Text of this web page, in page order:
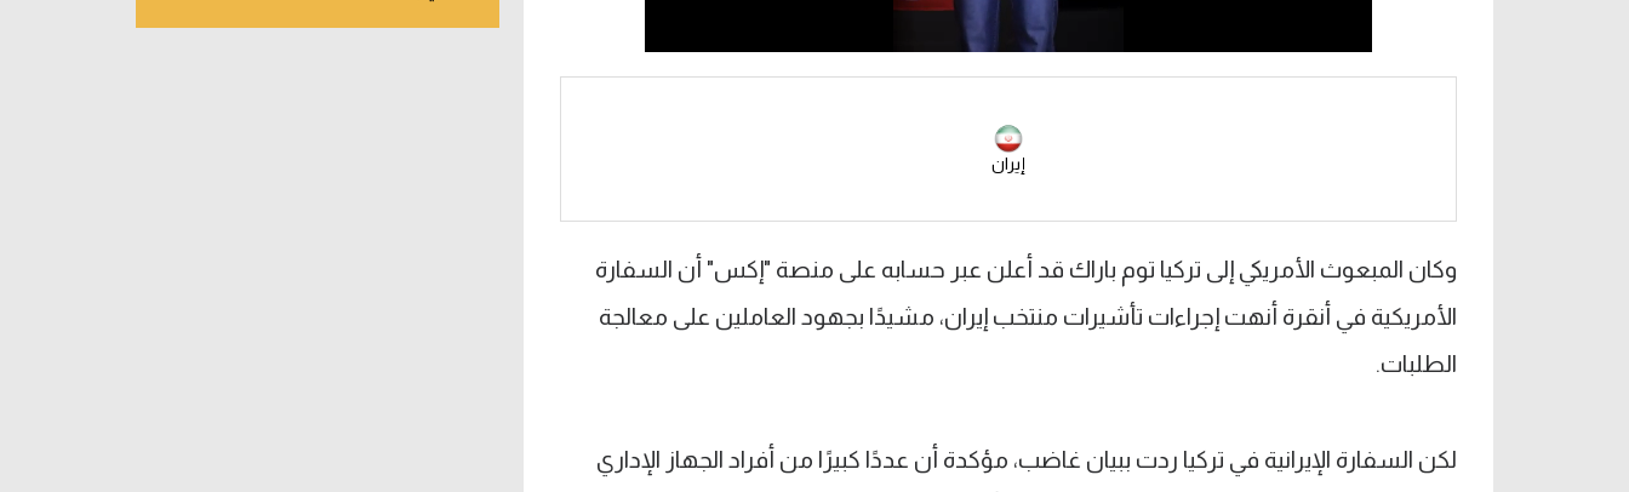
إيران
وكان المبعوث الأمريكي إلى تركيا توم باراك قد أعلن عبر حسابه على منصة "إكس" أن السفارة
الأمريكية في أنقرة أنهت إجراءات تأشيرات منتخب إيران، مشيدًا بجهود العاملين على معالجة
الطلبات.
لكن السفارة الإيرانية في تركيا ردت ببيان غاضب، مؤكدة أن عددًا كبيرًا من أفراد الجهاز الإداري